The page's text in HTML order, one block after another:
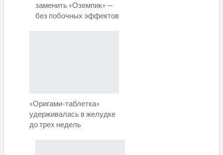
заменить «Оземпик» —
без побочных эффектов
«Оригами-таблетка»
удерживалась в желудке
до трех недель